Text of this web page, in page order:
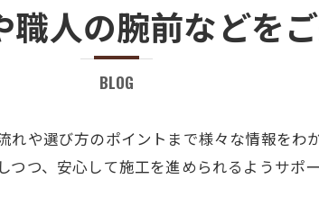
職人の腕前などを
BLOG
や選び方のポイントまで様々な情報をわ
つ、安心して施工を進められるようサポ